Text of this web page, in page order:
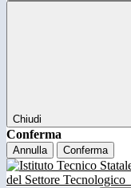
Chiudi
Conferma
Annulla Conferma
del Settore Tecnologico